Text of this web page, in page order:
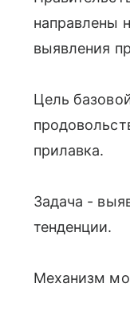
направлены
выявления
Цель
прилавка.
Задача -
тенденции.
Механизм